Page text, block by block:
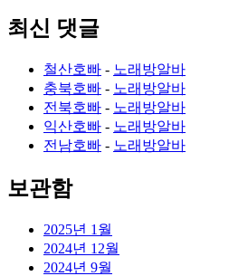
최신 댓글
철산호빠 - 노래방알바
충북호빠 - 노래방알바
전북호빠 - 노래방알바
익산호빠 - 노래방알바
전남호빠 - 노래방알바
보관함
2025년 1월
2024년 12월
2024년 9월